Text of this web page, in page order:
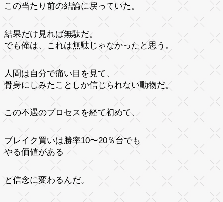
この当たり前の結論に戻っていた。
結果だけ見れば無駄だ。
でも俺は、これは無駄じゃなかったと思う。
人間は自分で痛い目を見て、
骨身にしみたことしか信じられない動物だ。
この不遇のプロセスを経て初めて、
ブレイク買いは勝率10〜20％台でも
やる価値がある
と信念に変わるんだ。